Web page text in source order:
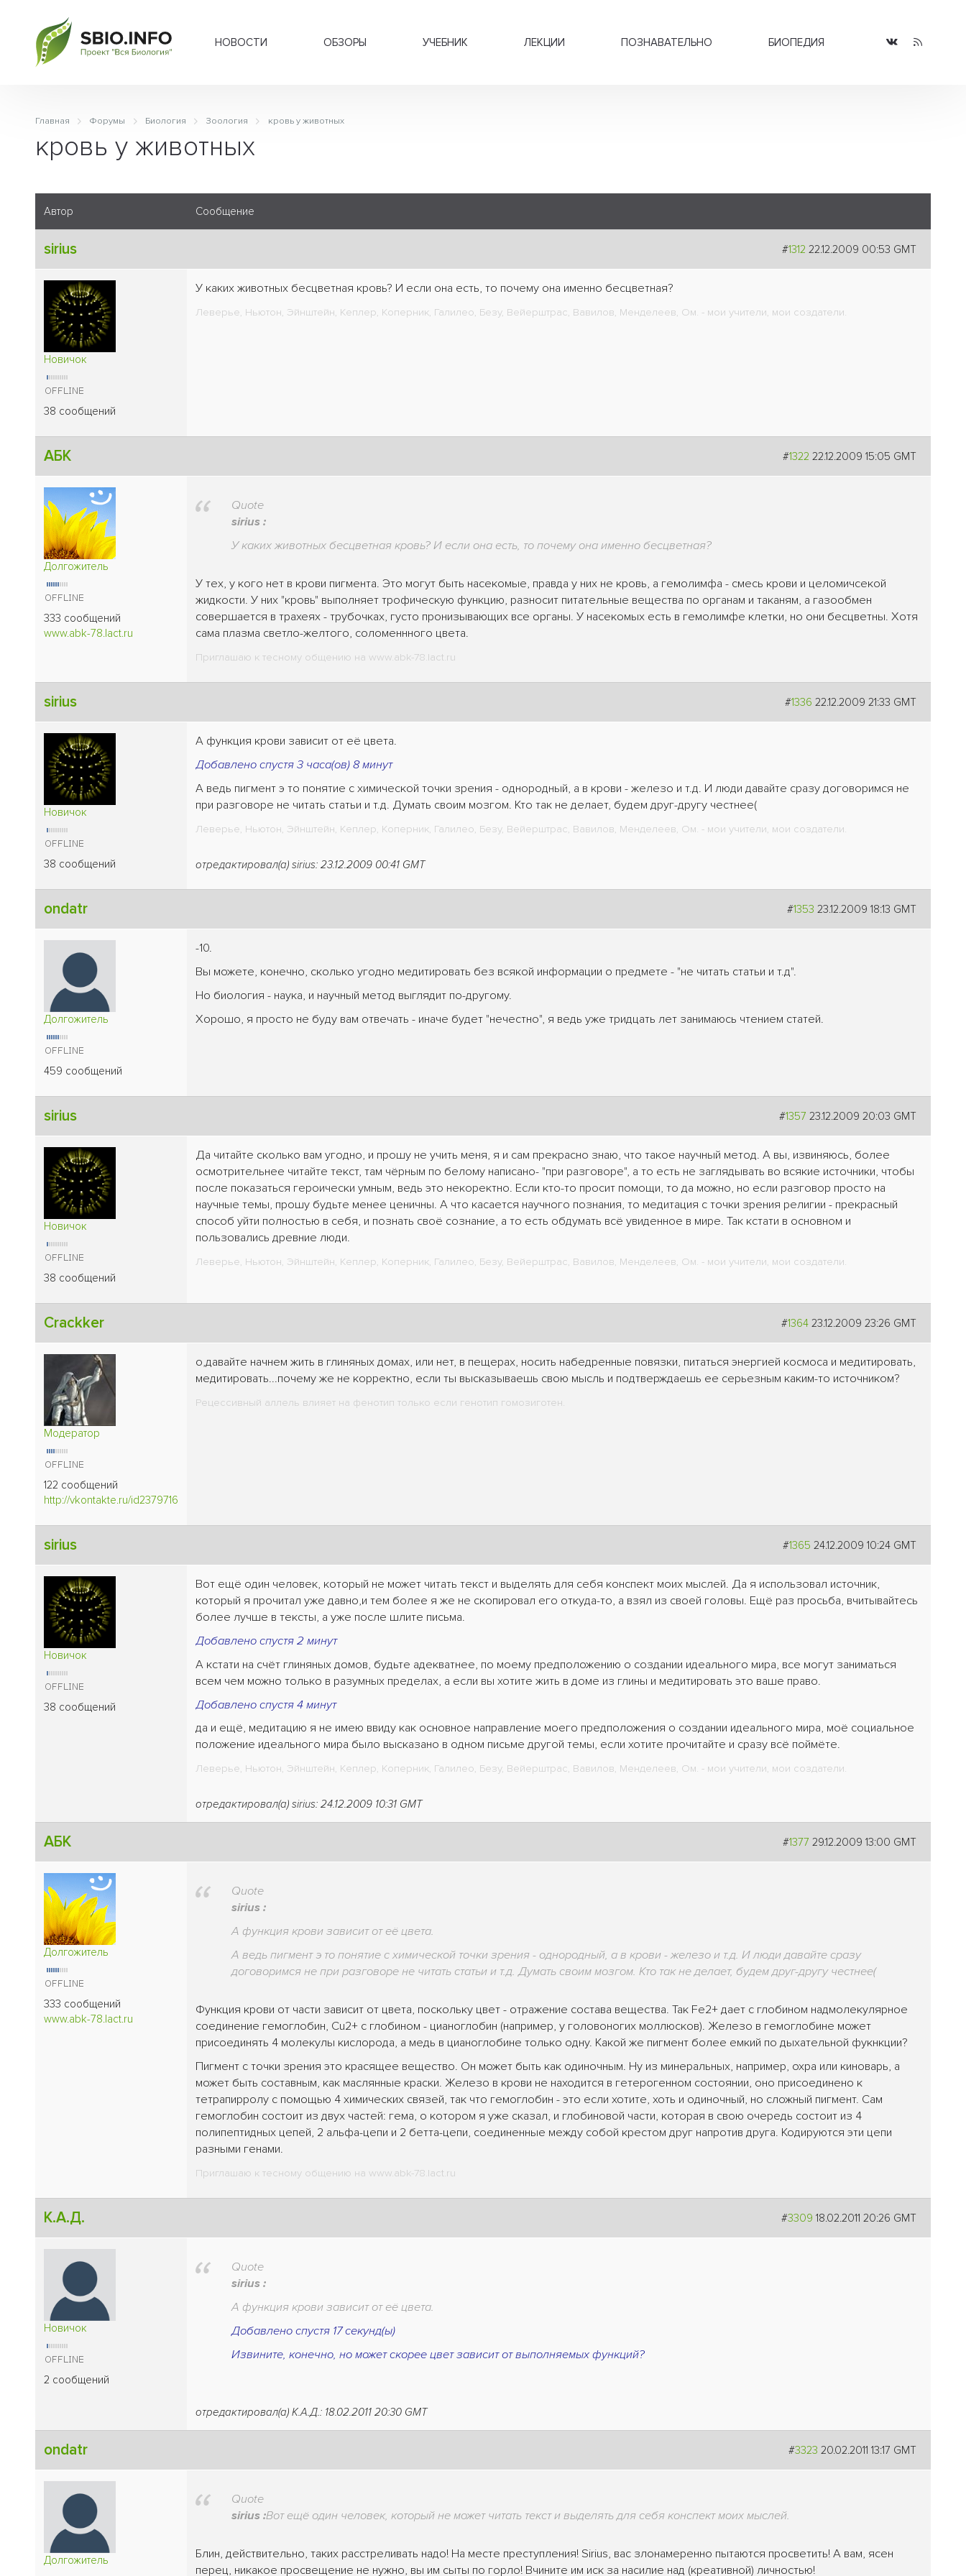
НОВОСТИ ОБЗОРЫ УЧЕБНИК ЛЕКЦИИ ПОЗНАВАТЕЛЬНО БИОПЕДИЯ
Главная Форумы Биология Зоология кровь у животных
кровь у животных
Автор Сообщение
sirius #1312 22.12.2009 00:53 GMT
Новичок
38 сообщений
У каких животных бесцветная кровь? И если она есть, то почему она именно бесцветная?
Леверье, Ньютон, Эйнштейн, Кеплер, Коперник, Галилео, Безу, Вейерштрас, Вавилов, Менделеев, Ом. - мои учители, мои создатели.
АБК #1322 22.12.2009 15:05 GMT
Долгожитель
333 сообщений
www.abk-78.lact.ru
Quote
sirius :
У каких животных бесцветная кровь? И если она есть, то почему она именно бесцветная?
У тех, у кого нет в крови пигмента. Это могут быть насекомые, правда у них не кровь, а гемолимфа - смесь крови и целомичсекой
жидкости. У них "кровь" выполняет трофическую функцию, разносит питательные вещества по органам и таканям, а газообмен
совершается в трахеях - трубочках, густо пронизывающих все органы. У насекомых есть в гемолимфе клетки, но они бесцветны. Хотя
сама плазма светло-желтого, соломеннного цвета.
Приглашаю к тесному общению на www.abk-78.lact.ru
sirius #1336 22.12.2009 21:33 GMT
Новичок
38 сообщений
А функция крови зависит от её цвета.
Добавлено спустя 3 часа(ов) 8 минут
А ведь пигмент э то понятие с химической точки зрения - однородный, а в крови - железо и т.д. И люди давайте сразу договоримся не
при разговоре не читать статьи и т.д. Думать своим мозгом. Кто так не делает, будем друг-другу честнее(
Леверье, Ньютон, Эйнштейн, Кеплер, Коперник, Галилео, Безу, Вейерштрас, Вавилов, Менделеев, Ом. - мои учители, мои создатели.
отредактировал(а) sirius: 23.12.2009 00:41 GMT
ondatr #1353 23.12.2009 18:13 GMT
Долгожитель
459 сообщений
-10.
Вы можете, конечно, сколько угодно медитировать без всякой информации о предмете - "не читать статьи и т.д".
Но биология - наука, и научный метод выглядит по-другому.
Хорошо, я просто не буду вам отвечать - иначе будет "нечестно", я ведь уже тридцать лет занимаюсь чтением статей.
sirius #1357 23.12.2009 20:03 GMT
Новичок
38 сообщений
Да читайте сколько вам угодно, и прошу не учить меня, я и сам прекрасно знаю, что такое научный метод. А вы, извиняюсь, более
осмотрительнее читайте текст, там чёрным по белому написано- "при разговоре", а то есть не заглядывать во всякие источники, чтобы
после показаться героически умным, ведь это некоректно. Если кто-то просит помощи, то да можно, но если разговор просто на
научные темы, прошу будьте менее ценичны. А что касается научного познания, то медитация с точки зрения религии - прекрасный
способ уйти полностью в себя, и познать своё сознание, а то есть обдумать всё увиденное в мире. Так кстати в основном и
пользовались древние люди.
Леверье, Ньютон, Эйнштейн, Кеплер, Коперник, Галилео, Безу, Вейерштрас, Вавилов, Менделеев, Ом. - мои учители, мои создатели.
Crackker #1364 23.12.2009 23:26 GMT
Модератор
122 сообщений
http://vkontakte.ru/id2379716
о,давайте начнем жить в глиняных домах, или нет, в пещерах, носить набедренные повязки, питаться энергией космоса и медитировать,
медитировать...почему же не корректно, если ты высказываешь свою мысль и подтверждаешь ее серьезным каким-то источником?
Рецессивный аллель влияет на фенотип только если генотип гомозиготен.
sirius #1365 24.12.2009 10:24 GMT
Новичок
38 сообщений
Вот ещё один человек, который не может читать текст и выделять для себя конспект моих мыслей. Да я использовал источник,
который я прочитал уже давно,и тем более я же не скопировал его откуда-то, а взял из своей головы. Ещё раз просьба, вчитывайтесь
более лучше в тексты, а уже после шлите письма.
Добавлено спустя 2 минут
А кстати на счёт глиняных домов, будьте адекватнее, по моему предположению о создании идеального мира, все могут заниматься
всем чем можно только в разумных пределах, а если вы хотите жить в доме из глины и медитировать это ваше право.
Добавлено спустя 4 минут
да и ещё, медитацию я не имею ввиду как основное направление моего предположения о создании идеального мира, моё социальное
положение идеального мира было высказано в одном письме другой темы, если хотите прочитайте и сразу всё поймёте.
Леверье, Ньютон, Эйнштейн, Кеплер, Коперник, Галилео, Безу, Вейерштрас, Вавилов, Менделеев, Ом. - мои учители, мои создатели.
отредактировал(а) sirius: 24.12.2009 10:31 GMT
АБК #1377 29.12.2009 13:00 GMT
Долгожитель
333 сообщений
www.abk-78.lact.ru
Quote
sirius :
А функция крови зависит от её цвета.
А ведь пигмент э то понятие с химической точки зрения - однородный, а в крови - железо и т.д. И люди давайте сразу
договоримся не при разговоре не читать статьи и т.д. Думать своим мозгом. Кто так не делает, будем друг-другу честнее(
Функция крови от части зависит от цвета, поскольку цвет - отражение состава вещества. Так Fe2+ дает с глобином надмолекулярное
соединение гемоглобин, Cu2+ с глобином - цианоглобин (например, у головоногих моллюсков). Железо в гемоглобине может
присоединять 4 молекулы кислорода, а медь в цианоглобине только одну. Какой же пигмент более емкий по дыхательной фукнкции?
Пигмент с точки зрения это красящее вещество. Он может быть как одиночным. Ну из минеральных, например, охра или киноварь, а
может быть составным, как маслянные краски. Железо в крови не находится в гетерогенном состоянии, оно присоединено к
тетрапирролу с помощью 4 химических связей, так что гемоглобин - это если хотите, хоть и одиночный, но сложный пигмент. Сам
гемоглобин состоит из двух частей: гема, о котором я уже сказал, и глобиновой части, которая в свою очередь состоит из 4
полипептидных цепей, 2 альфа-цепи и 2 бетта-цепи, соединенные между собой крестом друг напротив друга. Кодируются эти цепи
разными генами.
Приглашаю к тесному общению на www.abk-78.lact.ru
К.А.Д. #3309 18.02.2011 20:26 GMT
Новичок
2 сообщений
Quote
sirius :
А функция крови зависит от её цвета.
Добавлено спустя 17 секунд(ы)
Извините, конечно, но может скорее цвет зависит от выполняемых функций?
отредактировал(а) К.А.Д.: 18.02.2011 20:30 GMT
ondatr #3323 20.02.2011 13:17 GMT
Долгожитель
Quote
sirius :Вот ещё один человек, который не может читать текст и выделять для себя конспект моих мыслей.
Блин, действительно, таких расстреливать надо! На месте преступления! Sirius, вас злонамеренно пытаются просветить! А вам, ясен
перец, никакое просвещение не нужно, вы им сыты по горло! Вчините им иск за насилие над (креативной) личностью!